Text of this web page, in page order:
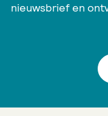
nieuwsbrief en